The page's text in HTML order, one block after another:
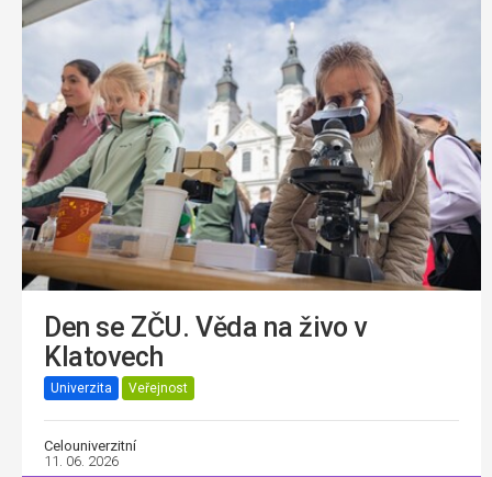
Den se ZČU. Věda na živo v
Klatovech
Univerzita Veřejnost
Celouniverzitní
11. 06. 2026